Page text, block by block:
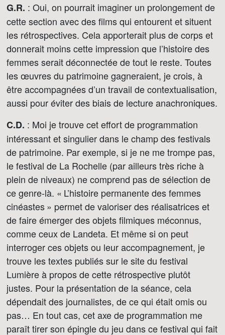
G.R. : Oui, on pourrait imaginer un prolongement de
cette section avec des films qui entourent et situent
les rétrospectives. Cela apporterait plus de corps et
donnerait moins cette impression que l’histoire des
femmes serait déconnectée de tout le reste. Toutes
les œuvres du patrimoine gagneraient, je crois, à
être accompagnées d’un travail de contextualisation,
aussi pour éviter des biais de lecture anachroniques.
C.D. : Moi je trouve cet effort de programmation
intéressant et singulier dans le champ des festivals
de patrimoine. Par exemple, si je ne me trompe pas,
le festival de La Rochelle (par ailleurs très riche à
plein de niveaux) ne comprend pas de sélection de
ce genre-là. « L’histoire permanente des femmes
cinéastes » permet de valoriser des réalisatrices et
de faire émerger des objets filmiques méconnus,
comme ceux de Landeta. Et même si on peut
interroger ces objets ou leur accompagnement, je
trouve les textes publiés sur le site du festival
Lumière à propos de cette rétrospective plutôt
justes. Pour la présentation de la séance, cela
dépendait des journalistes, de ce qui était omis ou
pas… En tout cas, cet axe de programmation me
paraît tirer son épingle du jeu dans ce festival qui fait